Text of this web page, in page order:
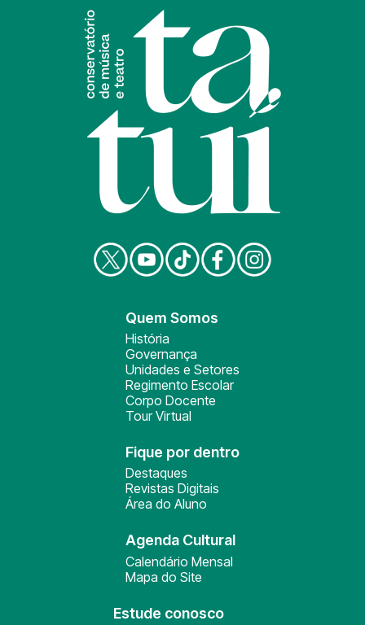
Quem Somos
História
Governança
Unidades e Setores
Regimento Escolar
Corpo Docente
Tour Virtual
Fique por dentro
Destaques
Revistas Digitais
Área do Aluno
Agenda Cultural
Calendário Mensal
Mapa do Site
Estude conosco